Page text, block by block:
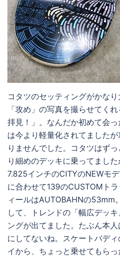
コタツのセッティングがかな
「攻め」の写真を撮らせてく
拝見！」。なんだか初めて会
は今より軽量化されてました
りませんでした。コタツはず
り細めのデッキに乗ってました
7.825インチのCITYのNEWモ
に合わせて139のCUSTOMト
ィールはAUTOBAHNの53mm
して、トレンドの「幅広デッ
ングが出てました。たぶん本
にしてないね。スケートバデ
イから、ちょっと乗せてもら